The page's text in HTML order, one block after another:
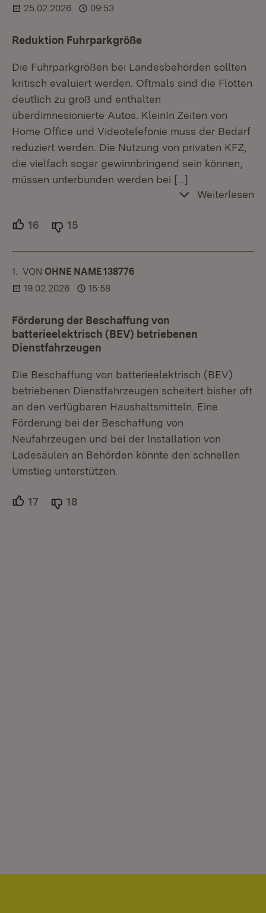
25.02.2026 09:53
Reduktion Fuhrparkgröße
Die Fuhrparkgrößen bei Landesbehörden sollten
kritisch evaluiert werden. Oftmals sind die Flotten
deutlich zu groß und enthalten
überdimnesionierte Autos. KleinIn Zeiten von
Home Office und Videotelefonie muss der Bedarf
reduziert werden. Die Nutzung von privaten KFZ,
die vielfach sogar gewinnbringend sein können,
müssen unterbunden werden bei […]
Weiterlesen
16 Unterstützer.
15
1. KOMMENTAR
VON :OHNE NAME 138776
19.02.2026
15:58
Förderung der Beschaffung von
batterieelektrisch (BEV) betriebenen
Dienstfahrzeugen
Die Beschaffung von batterieelektrisch (BEV)
betriebenen Dienstfahrzeugen scheitert bisher oft
an den verfügbaren Haushaltsmitteln. Eine
Förderung bei der Beschaffung von
Neufahrzeugen und bei der Installation von
Ladesäulen an Behörden könnte den schnellen
Umstieg unterstützen.
17 Unterstützer.
18